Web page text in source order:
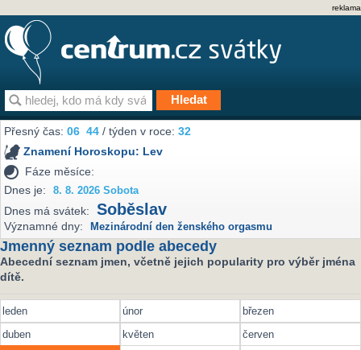
reklama
Přesný čas:06 44 / týden v roce:32
Znamení Horoskopu: Lev
Fáze měsíce:
Dnes je:
8. 8. 2026 Sobota
Dnes má svátek: Soběslav
Významné dny: Mezinárodní den ženského orgasmu
Jmenný seznam podle abecedy
Abecední seznam jmen, včetně jejich popularity pro výběr jména
dítě.
leden únor
březen
duben
květen
červen